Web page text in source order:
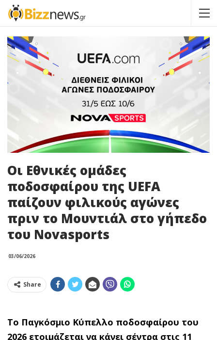
Οι Εθνικές ομάδες
ποδοσφαίρου της UEFA
παίζουν φιλικούς αγώνες
πριν το Μουντιάλ στο γήπεδο
του Novasports
03/06/2026
Share
Το Παγκόσμιο Κύπελλο ποδοσφαίρου του
2026 ετοιμάζεται να κάνει σέντρα στις 11